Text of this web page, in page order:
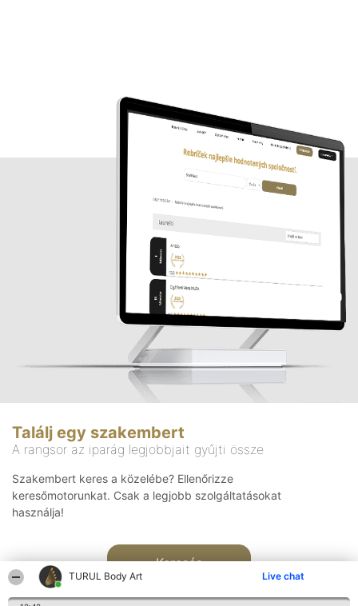
TURUL Body Art Live chat
Találj egy szakembert
A rangsor az iparág legjobbjait gyűjti össze
Szakembert keres a közelébe? Ellenőrizze
keresőmotorunkat. Csak a legjobb szolgáltatásokat
használja!
Keresés